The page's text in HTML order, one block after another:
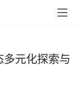
元化探索与